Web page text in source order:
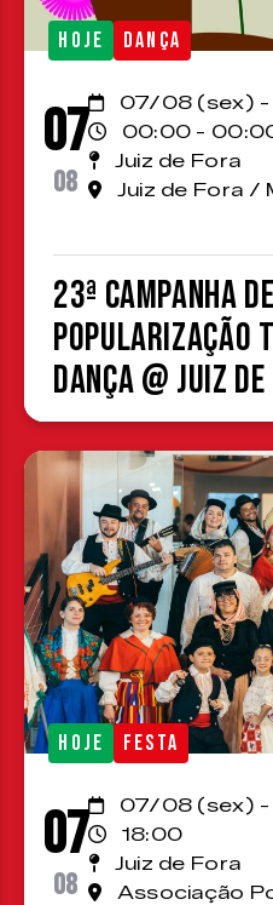
HOJE DANÇA
07
08
07/08 (sex)
00:00 -
Juiz de Fora
Juiz de Fora /
23ª Campanha de
Popularização
Dança @ Juiz
HOJE FESTA
07
08
07/08 (sex)
18:00
Juiz de Fora
Associação